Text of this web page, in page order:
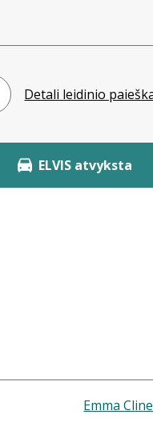
Detali leidinio
ELVIS atvyksta
Emma Cline